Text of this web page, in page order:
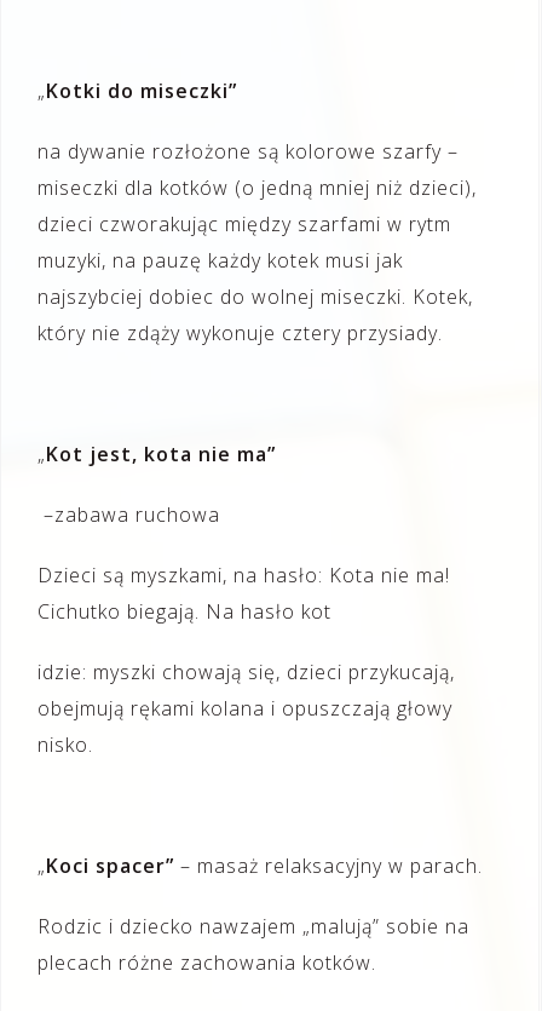
„Kotki do miseczki”
na dywanie rozłożone są kolorowe szarfy –
miseczki dla kotków (o jedną mniej niż dzieci),
dzieci czworakując między szarfami w rytm
muzyki, na pauzę każdy kotek musi jak
najszybciej dobiec do wolnej miseczki. Kotek,
który nie zdąży wykonuje cztery przysiady.
„Kot jest, kota nie ma”
–zabawa ruchowa
Dzieci są myszkami, na hasło: Kota nie ma!
Cichutko biegają. Na hasło kot
idzie: myszki chowają się, dzieci przykucają,
obejmują rękami kolana i opuszczają głowy
nisko.
„Koci spacer” – masaż relaksacyjny w parach.
Rodzic i dziecko nawzajem „malują” sobie na
plecach różne zachowania kotków.